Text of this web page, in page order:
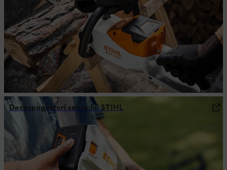
Decespugliatori senza fili STIHL